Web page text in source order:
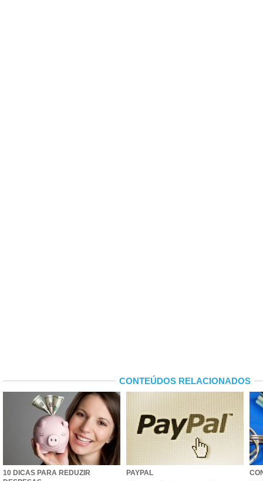
CONTEÚDOS RELACIONADOS
10 DICAS PARA REDUZIR
PAYPAL